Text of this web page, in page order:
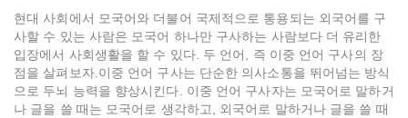
현대 사회에서 모국어와 더불어 국제적으로 통용되는 외국어를 구
사할 수 있는 사람은 모국어 하나만 구사하는 사람보다 더 유리한
입장에서 사회생활을 할 수 있다. 두 언어, 즉 이중 언어 구사의 장
점을 살펴보자.이중 언어 구사는 단순한 의사소통을 뛰어넘는 방식
으로 두뇌 능력을 향상시킨다. 이중 언어 구사자는 모국어로 말하거
나 글을 쓸 때는 모국어로 생각하고, 외국어로 말하거나 글을 쓸 때